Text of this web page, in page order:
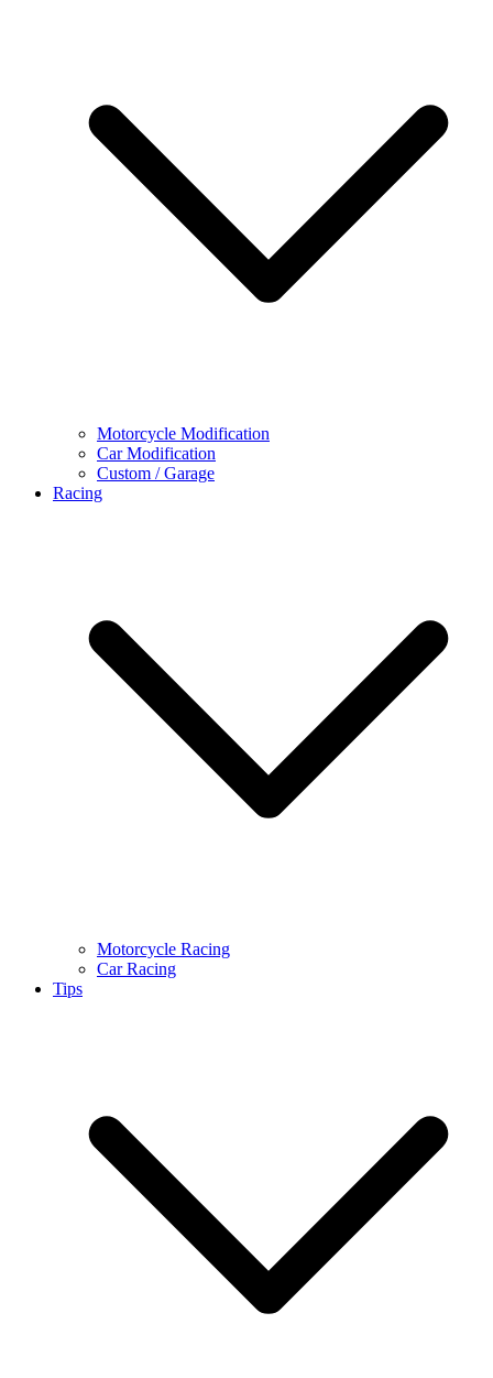
Motorcycle Modification
Car Modification
Custom / Garage
Racing
Motorcycle Racing
Car Racing
Tips